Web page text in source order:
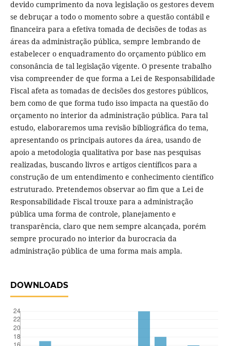
devido cumprimento da nova legislação os gestores devem
se debruçar a todo o momento sobre a questão contábil e
financeira para a efetiva tomada de decisões de todas as
áreas da administração pública, sempre lembrando de
estabelecer o enquadramento do orçamento público em
consonância de tal legislação vigente. O presente trabalho
visa compreender de que forma a Lei de Responsabilidade
Fiscal afeta as tomadas de decisões dos gestores públicos,
bem como de que forma tudo isso impacta na questão do
orçamento no interior da administração pública. Para tal
estudo, elaboraremos uma revisão bibliográfica do tema,
apresentando os principais autores da área, usando de
apoio a metodologia qualitativa por base nas pesquisas
realizadas, buscando livros e artigos científicos para a
construção de um entendimento e conhecimento científico
estruturado. Pretendemos observar ao fim que a Lei de
Responsabilidade Fiscal trouxe para a administração
pública uma forma de controle, planejamento e
transparência, claro que nem sempre alcançada, porém
sempre procurado no interior da burocracia da
administração pública de uma forma mais ampla.
DOWNLOADS